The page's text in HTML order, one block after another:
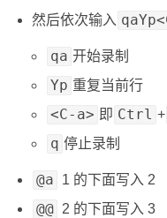
然后依次输入
qa 开始录制
Yp 重复当前行
<C-a> 即 Ctrl +
q 停止录制
@a 1 的下面写入 2
@@ 2 的下面写入 3